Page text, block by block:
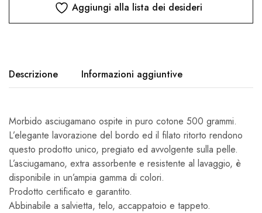
Aggiungi alla lista dei desideri
Descrizione Informazioni aggiuntive
Morbido asciugamano ospite in puro cotone 500 grammi.
L’elegante lavorazione del bordo ed il filato ritorto rendono
questo prodotto unico, pregiato ed avvolgente sulla pelle.
L’asciugamano, extra assorbente e resistente al lavaggio, è
disponibile in un’ampia gamma di colori.
Prodotto certificato e garantito.
Abbinabile a salvietta, telo, accappatoio e tappeto.